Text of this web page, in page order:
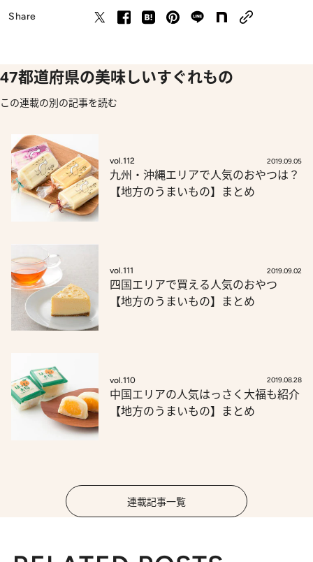
Share
47都道府県の美味しいすぐれもの
この連載の別の記事を読む
vol.112 2019.09.05
九州・沖縄エリアで人気のおやつは？
【地方のうまいもの】まとめ
vol.111 2019.09.02
四国エリアで買える人気のおやつ
【地方のうまいもの】まとめ
vol.110 2019.08.28
中国エリアの人気はっさく大福も紹介
【地方のうまいもの】まとめ
連載記事一覧